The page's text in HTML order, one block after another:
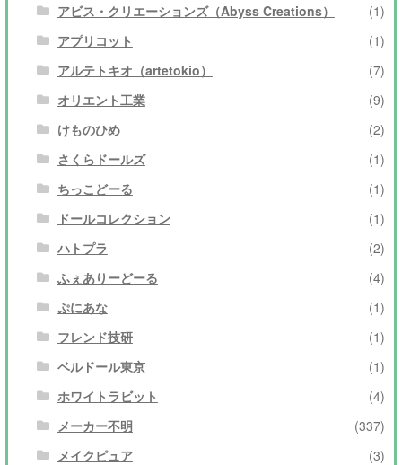
アビス・クリエーションズ（Abyss Creations）
(1)
アプリコット
(1)
アルテトキオ（artetokio）
(7)
オリエント工業
(9)
けものひめ
(2)
さくらドールズ
(1)
ちっこどーる
(1)
ドールコレクション
(1)
ハトプラ
(2)
ふぇありーどーる
(4)
ぷにあな
(1)
フレンド技研
(1)
ベルドール東京
(1)
ホワイトラビット
(4)
メーカー不明
(337)
メイクピュア
(3)